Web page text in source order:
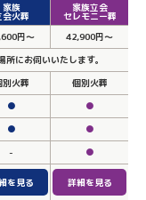
家族
会火葬
家族立会
セレモニー葬
円～
42,900円～
にお伺いいたします。
別火葬
個別火葬
●
●
●
●
- ●
を見る 詳細を見る